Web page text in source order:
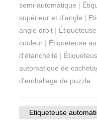
semi-automatique |
supérieur et d'angle |
angle droit |
couleur | Étiqueteuse
d'étanchéité |
automatique de
d'emballage de puzzle
Etiqueteuse